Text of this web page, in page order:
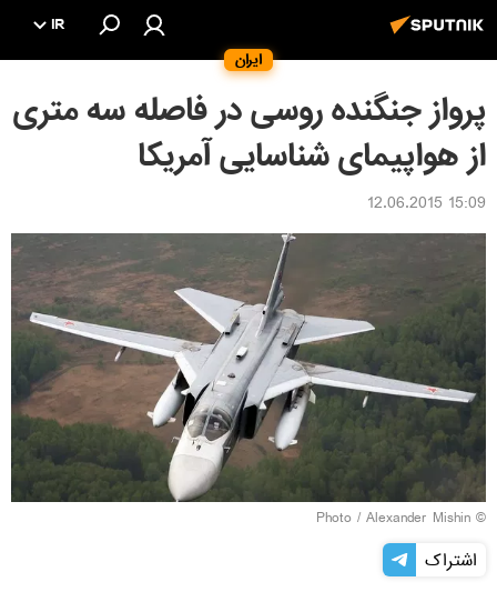
ایران
IR
پرواز جنگنده روسی در فاصله سه متری
از هواپیمای شناسایی آمریکا
15:09 12.06.2015
© Photo /
Alexander Mishin
اشتراک